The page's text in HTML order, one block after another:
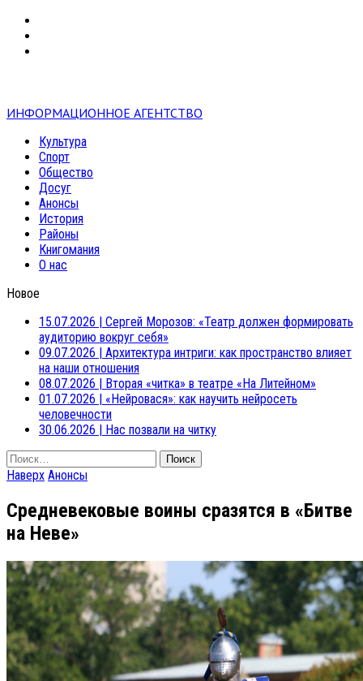
ИНФОРМАЦИОННОЕ АГЕНТСТВО
Культура
Спорт
Общество
Досуг
Анонсы
История
Районы
Книгомания
О нас
Новое
15.07.2026 | Сергей Морозов: «Театр должен формировать
аудиторию вокруг себя»
09.07.2026 | Архитектура интриги: как пространство влияет
на наши отношения
08.07.2026 | Вторая «читка» в театре «На Литейном»
01.07.2026 | «Нейровася»: как научить нейросеть
человечности
30.06.2026 | Нас позвали на читку
Найти:
Наверх Анонсы
Средневековые воины сразятся в «Битве
на Неве»